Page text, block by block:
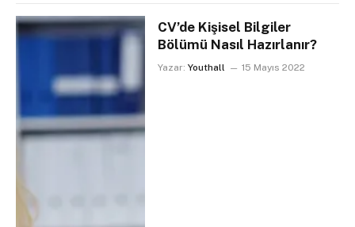
CV’de Kişisel Bilgiler
Bölümü Nasıl Hazırlanır?
Yazar: Youthall 15 Mayıs 2022